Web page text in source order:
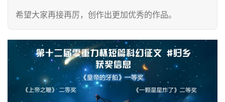
希望大家再接再厉，创作出更加优秀的作品。